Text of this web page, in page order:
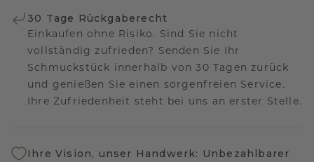
30 Tage Rückgaberecht
Einkaufen ohne Risiko. Sind Sie nicht
vollständig zufrieden? Senden Sie Ihr
Schmuckstück innerhalb von 30 Tagen zurück
und genießen Sie einen sorgenfreien Service.
Ihre Zufriedenheit steht bei uns an erster Stelle.
Ihre Vision, unser Handwerk: Unbezahlbarer